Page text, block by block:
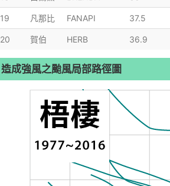
19 凡那比 FANAPI 37.5
20 賀伯 HERB 36.9
造成強風之颱風局部路徑圖